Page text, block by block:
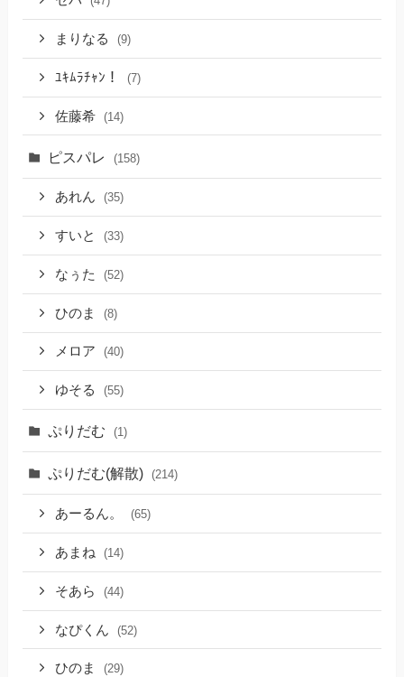
まりなる (9)
ﾕｷﾑﾗﾁｬﾝ！ (7)
佐藤希 (14)
ピスパレ (158)
あれん (35)
すいと (33)
なぅた (52)
ひのま (8)
メロア (40)
ゆそる (55)
ぷりだむ (1)
ぷりだむ(解散) (214)
あーるん。 (65)
あまね (14)
そあら (44)
なぴくん (52)
ひのま (29)